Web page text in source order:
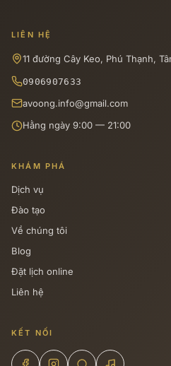
LIÊN HỆ
11 đường Cây Keo, Phú Thạnh,
0906907633
avoong.info@gmail.com
Hằng ngày 9:00 — 21:00
KHÁM PHÁ
Dịch vụ
Đào tạo
Về chúng tôi
Blog
Đặt lịch online
Liên hệ
KẾT NỐI